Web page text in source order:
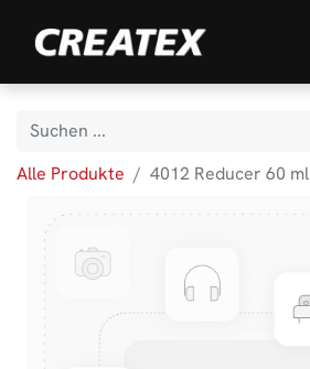
Alle Produkte 4012 Reducer 60 ml